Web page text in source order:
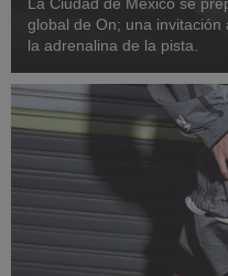
La Ciudad de México se
global de On; una
la adrenalina de la pista.